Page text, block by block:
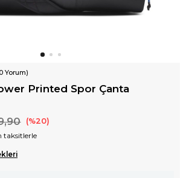
0Yorum)
Printed Spor Çanta
20
taksitlerle